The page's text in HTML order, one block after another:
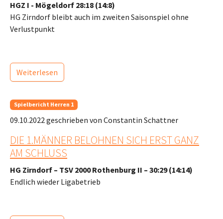
HGZ I - Mögeldorf 28:18 (14:8)
HG Zirndorf bleibt auch im zweiten Saisonspiel ohne
Verlustpunkt
Weiterlesen
Spielbericht Herren 1
09.10.2022 geschrieben von Constantin Schattner
DIE 1.MÄNNER BELOHNEN SICH ERST GANZ
AM SCHLUSS
HG Zirndorf – TSV 2000 Rothenburg II – 30:29 (14:14)
Endlich wieder Ligabetrieb